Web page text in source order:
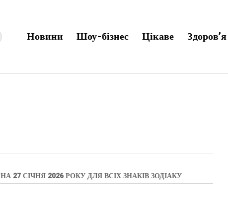
Новини Шоу-бізнес Цікаве Здоров’я
СІЧНЯ 2026 РОКУ ДЛЯ ВСІХ ЗНАКІВ ЗОДІАКУ